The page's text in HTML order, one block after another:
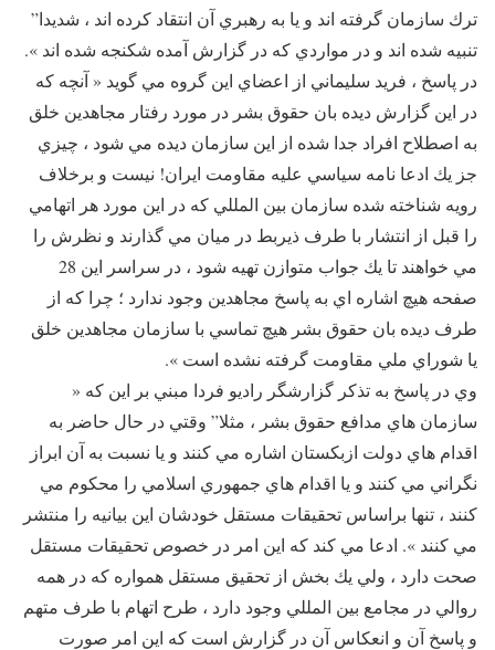
ترك سازمان گرفته اند و يا به رهبري آن انتقاد كرده اند ، شديدا”
تنبيه شده اند و در مواردي كه در گزارش آمده شكنجه شده اند ».
در پاسخ ، فريد سليماني از اعضاي اين گروه مي گويد « آنچه كه
در اين گزارش ديده بان حقوق بشر در مورد رفتار مجاهدين خلق
به اصطلاح افراد جدا شده از اين سازمان ديده مي شود ، چيزي
جز يك ادعا نامه سياسي عليه مقاومت ايران! نيست و برخلاف
رويه شناخته شده سازمان بين المللي كه در اين مورد هر اتهامي
را قبل از انتشار با طرف ذیربط در ميان مي گذارند و نظرش را
مي خواهند تا يك جواب متوازن تهيه شود ، در سراسر اين 28
صفحه هيچ اشاره اي به پاسخ مجاهدين وجود ندارد ؛ چرا كه از
طرف ديده بان حقوق بشر هيچ تماسي با سازمان مجاهدين خلق
يا شوراي ملي مقاومت گرفته نشده است ».
وي در پاسخ به تذكر گزارشگر راديو فردا مبني بر اين كه «
سازمان هاي مدافع حقوق بشر ، مثلا” وقتي در حال حاضر به
اقدام هاي دولت ازبكستان اشاره مي كنند و يا نسبت به آن ابراز
نگراني مي كنند و يا اقدام هاي جمهوري اسلامي را محكوم مي
كنند ، تنها براساس تحقيقات مستقل خودشان اين بيانيه را منتشر
مي كنند ». ادعا مي كند كه اين امر در خصوص تحقيقات مستقل
صحت دارد ، ولي يك بخش از تحقيق مستقل همواره كه در همه
روالي در مجامع بين المللي وجود دارد ، طرح اتهام با طرف متهم
و پاسخ آن و انعكاس آن در گزارش است كه اين امر صورت